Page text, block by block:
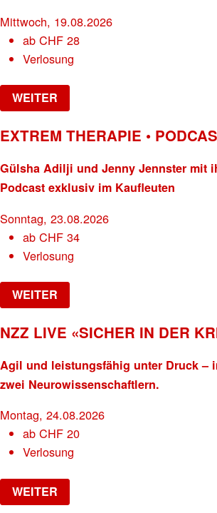
Mittwoch, 19.08.2026
abCHF 28
Verlosung
WEITER
EXTREM THERAPIE •
Gülsha Adilji und Jenny Jennster mit
Podcast exklusiv im Kaufleuten
Sonntag, 23.08.2026
abCHF 34
Verlosung
WEITER
NZZ LIVE «SICHER IN DER
Agil und leistungsfähig unter Druck –
zwei Neurowissenschaftlern.
Montag, 24.08.2026
abCHF 20
Verlosung
WEITER